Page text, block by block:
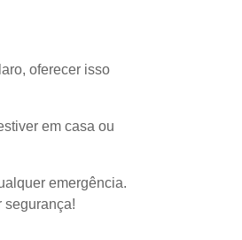
oferecer isso
em casa ou
emergência.
segurança!